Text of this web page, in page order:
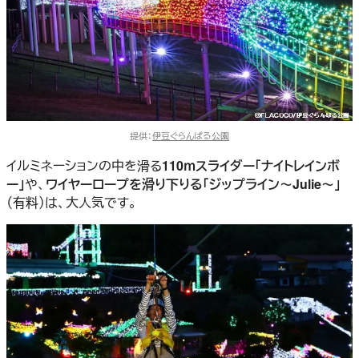
提供：伊豆ぐらんぱる公園
イルミネーションの中を滑る110ｍスライダー「ナイトレインボ
ー」や、 ワイヤーロープを滑り下りる「ジップライン～Julie～」
（有料）は、大人気です。